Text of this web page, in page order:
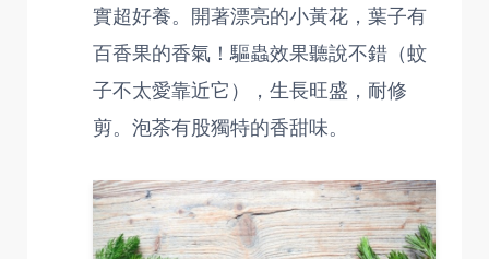
實超好養。開著漂亮的小黃花，葉子有
百香果的香氣！驅蟲效果聽說不錯（蚊
子不太愛靠近它），生長旺盛，耐修
剪。泡茶有股獨特的香甜味。